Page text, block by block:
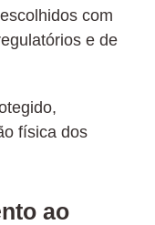
com
e de
física dos
ao